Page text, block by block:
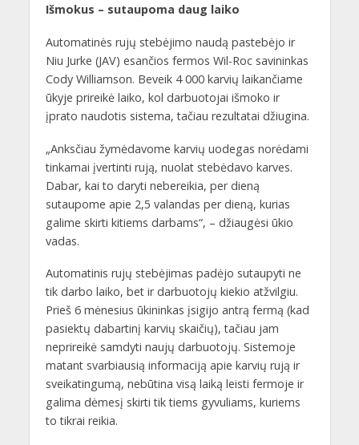
Išmokus – sutaupoma daug laiko
Automatinės rujų stebėjimo naudą pastebėjo ir
Niu Jurke (JAV) esančios fermos Wil-Roc savininkas
Cody Williamson. Beveik 4 000 karvių laikančiame
ūkyje prireikė laiko, kol darbuotojai išmoko ir
įprato naudotis sistema, tačiau rezultatai džiugina.
„Anksčiau žymėdavome karvių uodegas norėdami
tinkamai įvertinti rują, nuolat stebėdavo karves.
Dabar, kai to daryti nebereikia, per dieną
sutaupome apie 2,5 valandas per dieną, kurias
galime skirti kitiems darbams“, – džiaugėsi ūkio
vadas.
Automatinis rujų stebėjimas padėjo sutaupyti ne
tik darbo laiko, bet ir darbuotojų kiekio atžvilgiu.
Prieš 6 mėnesius ūkininkas įsigijo antrą fermą (kad
pasiektų dabartinį karvių skaičių), tačiau jam
neprireikė samdyti naujų darbuotojų. Sistemoje
matant svarbiausią informaciją apie karvių rują ir
sveikatingumą, nebūtina visą laiką leisti fermoje ir
galima dėmesį skirti tik tiems gyvuliams, kuriems
to tikrai reikia.